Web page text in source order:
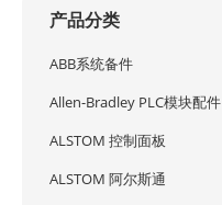
产品分类
ABB系统备件
Allen-Bradley PLC模块配件
ALSTOM 控制面板
ALSTOM 阿尔斯通